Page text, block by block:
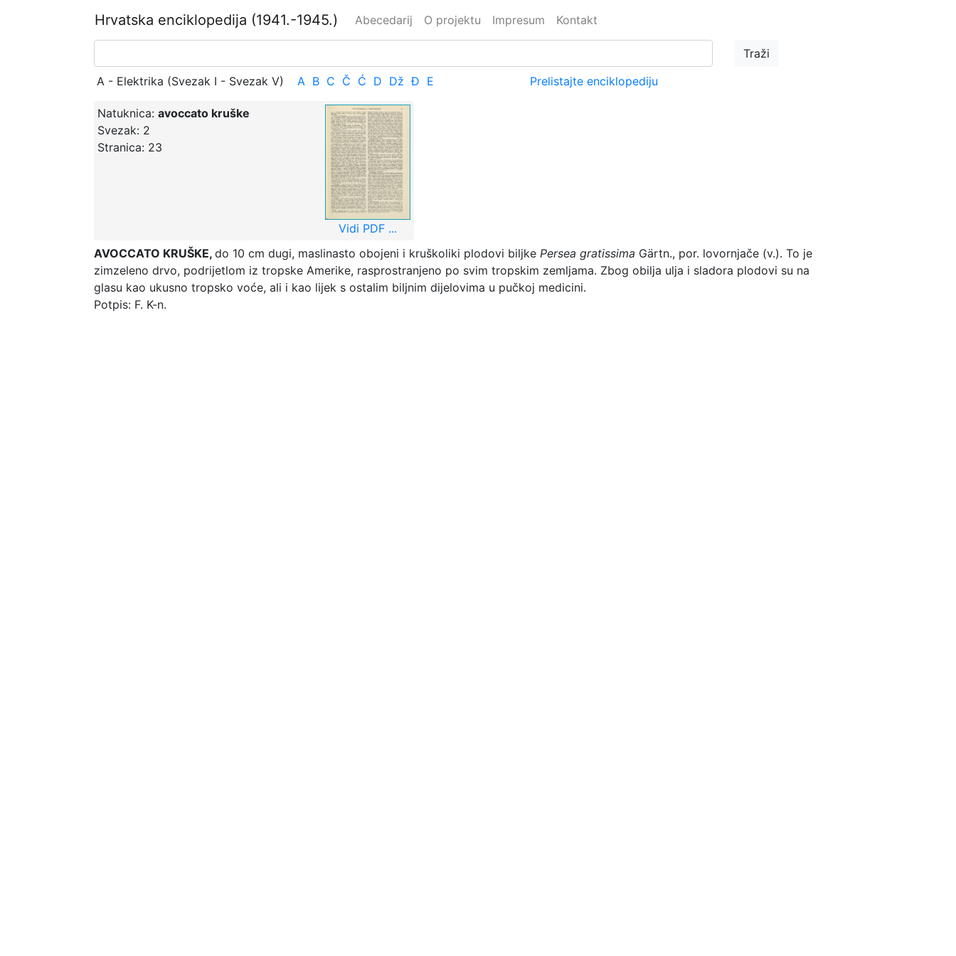
Hrvatska enciklopedija (1941.-1945.) Abecedarij O projektu Impresum Kontakt
A - Elektrika (Svezak I - Svezak V) A B C Č Ć D Dž Đ E Prelistajte enciklopediju
Natuknica: avoccato kruške
Svezak: 2
Stranica: 23
Vidi PDF ...
AVOCCATO KRUŠKE, do 10 cm dugi, maslinasto obojeni i kruškoliki plodovi biljke Persea gratissima Gärtn., por. lovornjače (v.). To je
zimzeleno drvo, podrijetlom iz tropske Amerike, rasprostranjeno po svim tropskim zemljama. Zbog obilja ulja i sladora plodovi su na
glasu kao ukusno tropsko voće, ali i kao lijek s ostalim biljnim dijelovima u pučkoj medicini.
Potpis: F. K-n.